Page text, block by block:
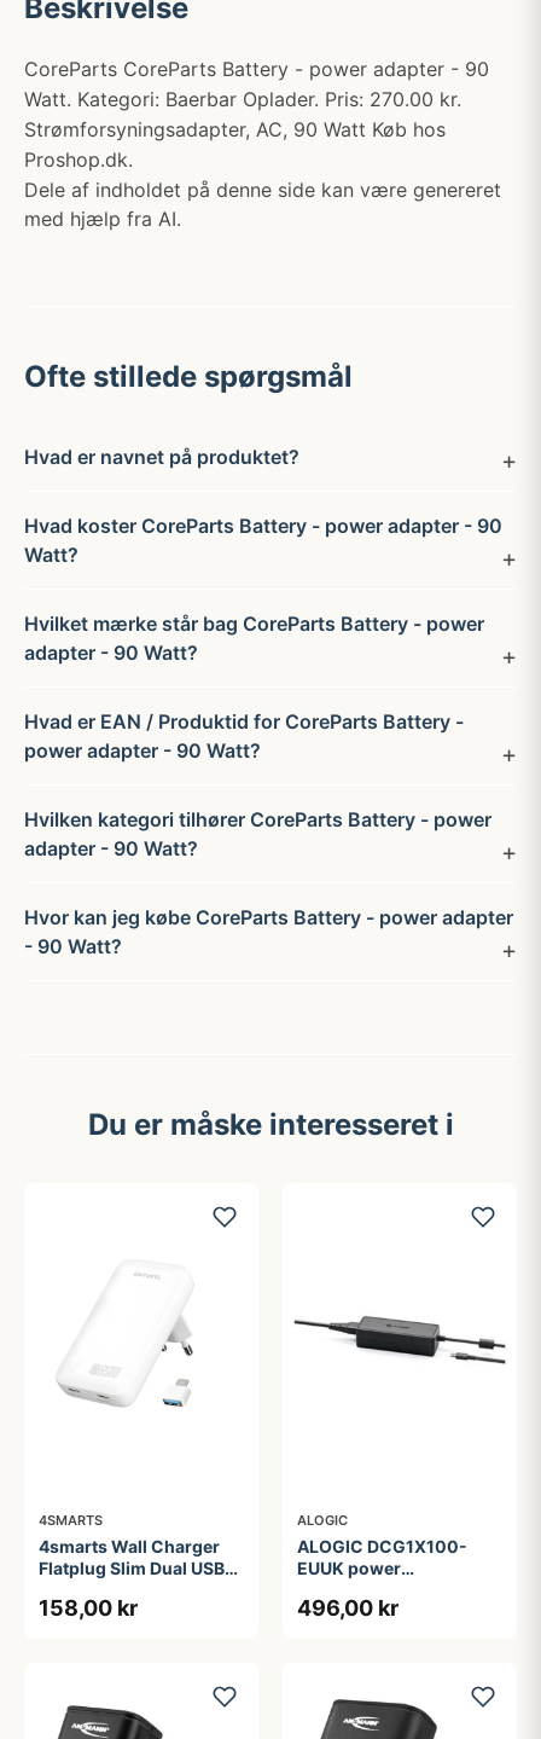
Beskrivelse
CoreParts CoreParts Battery - power adapter - 90
Watt. Kategori: Baerbar Oplader. Pris: 270.00 kr.
Strømforsyningsadapter, AC, 90 Watt Køb hos
Proshop.dk.
Dele af indholdet på denne side kan være genereret
med hjælp fra AI.
Ofte stillede spørgsmål
Hvad er navnet på produktet?
Hvad koster CoreParts Battery - power adapter - 90
Watt?
Hvilket mærke står bag CoreParts Battery - power
adapter - 90 Watt?
Hvad er EAN / Produktid for CoreParts Battery -
power adapter - 90 Watt?
Hvilken kategori tilhører CoreParts Battery - power
adapter - 90 Watt?
Hvor kan jeg købe CoreParts Battery - power adapter
- 90 Watt?
Du er måske interesseret i
4SMARTS
4smarts Wall Charger
Flatplug Slim Dual USB-
158,00 kr
ALOGIC
ALOGIC DCG1X100-
EUUK power
496,00 kr